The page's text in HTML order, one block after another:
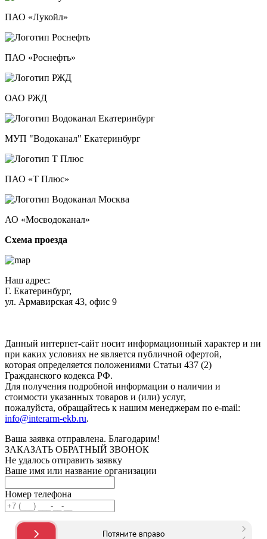
ПАО «Лукойл»
ПАО «Роснефть»
ОАО РЖД
МУП "Водоканал" Екатеринбург
ПАО «Т Плюс»
АО «Мосводоканал»
Схема проезда
Наш адрес:
Г. Екатеринбург,
ул. Армавирская 43, офис 9
Данный интернет-сайт носит информационный характер и ни
при каких условиях не является публичной офертой,
которая определяется положениями Статьи 437 (2)
Гражданского кодекса РФ.
Для получения подробной информации о наличии и
стоимости указанных товаров и (или) услуг,
пожалуйста, обращайтесь к нашим менеджерам по e-mail:
info@interarm-ekb.ru.
Ваша заявка отправлена. Благодарим!
ЗАКАЗАТЬ ОБРАТНЫЙ ЗВОНОК
Не удалось отправить заявку
Ваше имя или название организации
Номер телефона